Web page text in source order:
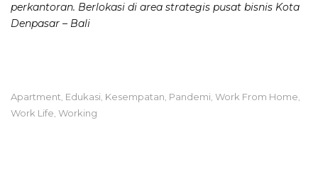
perkantoran. Berlokasi di area strategis pusat bisnis Kota
Denpasar – Bali
Apartment, Edukasi, Kesempatan, Pandemi, Work From Home,
Work Life, Working